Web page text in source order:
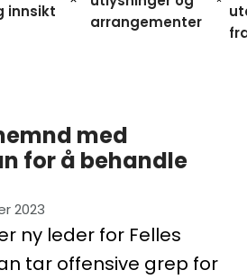
innsikt
arrangementer
med
for å behandle
2023
ny leder for Felles
tar offensive grep for